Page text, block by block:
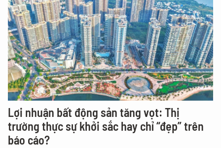
Lợi nhuận bất động sản tăng vọt: Thị
trường thực sự khởi sắc hay chỉ “đẹp” trên
báo cáo?